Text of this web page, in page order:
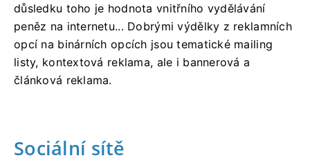
důsledku toho je hodnota vnitřního vydělávání
peněz na internetu... Dobrými výdělky z reklamních
opcí na binárních opcích jsou tematické mailing
listy, kontextová reklama, ale i bannerová a
článková reklama.
Sociální sítě